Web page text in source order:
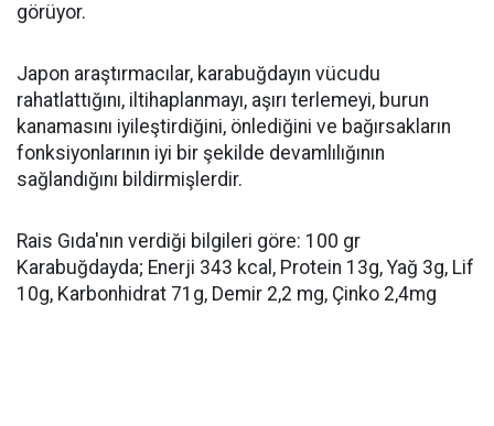
görüyor.
Japon araştırmacılar, karabuğdayın vücudu
rahatlattığını, iltihaplanmayı, aşırı terlemeyi, burun
kanamasını iyileştirdiğini, önlediğini ve bağırsakların
fonksiyonlarının iyi bir şekilde devamlılığının
sağlandığını bildirmişlerdir.
Rais Gıda'nın verdiği bilgileri göre: 100 gr
Karabuğdayda; Enerji 343 kcal, Protein 13g, Yağ 3g, Lif
10g, Karbonhidrat 71g, Demir 2,2 mg, Çinko 2,4mg